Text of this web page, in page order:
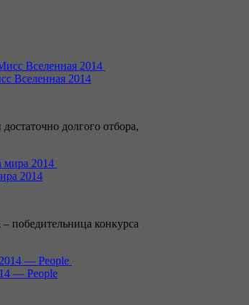
Вселенная 2014
долгого отбора,
2014
– победительница конкурса
— People